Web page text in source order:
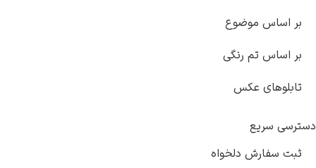
اساس موضوع
اساس تم رنگی
عکس
سریع
سفارش دلخواه